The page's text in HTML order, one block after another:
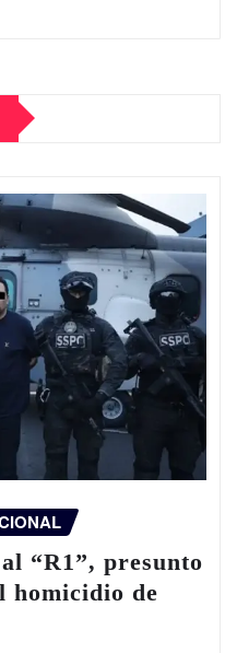
“R1”, presunto
homicidio de